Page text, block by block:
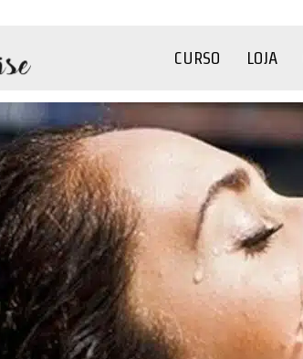
da
Psicanálise
CURSO LOJA